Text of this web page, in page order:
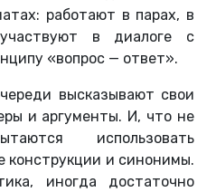
работают в парах, в
в диалоге с
«вопрос — ответ».
высказывают свои
и аргументы. И, что не
использовать
конструкции и синонимы.
иногда достаточно